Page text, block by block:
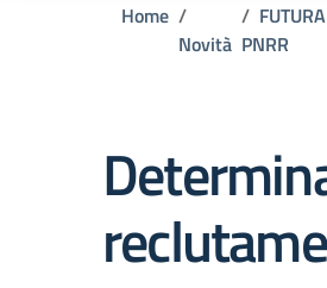
Home
Novità
FUTURA
PNRR